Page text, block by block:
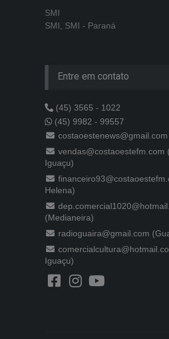
SMI
SMI, SMI - Paraná
Entre em contato
(45) 3565 - 1022
(45) 9982 - 99557
vendas@costaoestefm.com
Iguaçu)
Helena)
(Medianeira)
radioguaira@gmail.com
Iguaçu)